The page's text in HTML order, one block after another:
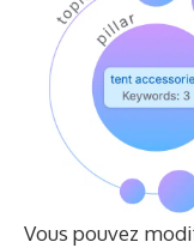
Vous pouvez